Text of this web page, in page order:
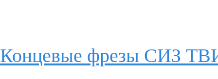
Концевые фрезы СИЗ